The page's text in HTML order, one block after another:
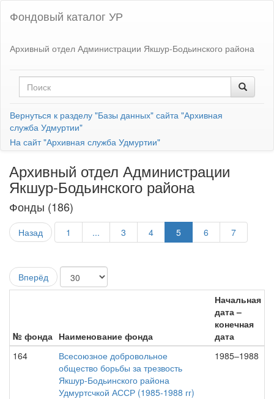
Фондовый каталог УР
Архивный отдел Администрации Якшур-Бодьинского района
Вернуться к разделу "Базы данных" сайта "Архивная
служба Удмуртии"
На сайт "Архивная служба Удмуртии"
Архивный отдел Администрации
Якшур-Бодьинского района
Фонды (186)
Назад 1 ... 3 4 5 6 7
Вперёд
№ фонда Наименование фонда
Начальная
дата –
конечная
дата
164
Всесоюзное добровольное
общество борьбы за трезвость
Якшур-Бодьинского района
Удмуртсчкой АССР (1985-1988 гг)
1985–1988